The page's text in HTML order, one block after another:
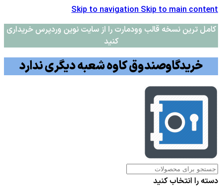
Skip to navigationSkip to main content
کامل ترین نسخه قالب وودمارت را از سایت نوین وردپرس خریداری
کنید
خریدگاوصندوق کاوه شعبه دیگری ندارد
دسته را انتخاب کنید